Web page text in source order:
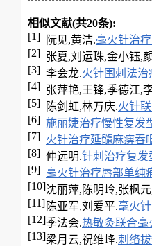
相似文献(共20条):
[1]
阮见,黄洁.毫火针治
[2] 张夏,刘运珠,金小钰,
[3] 李会龙.火针围刺法治
[4] 张萍艳,王锋,季德江,
[5]
陈剑虹,林万庆.火针
[6] 施丽婕治疗慢性复发
[7] 火针治疗延髓麻痹吞
[8] 仲远明.针刺治疗复发
[9] 毫火针治疗唇部单纯
[10]沈丽萍,陈明岭,张枫
[11] 陈亚军,刘爱平.毫火
[12]季法会.热敏灸联合毫
[13]梁月云,祝维峰.刺络